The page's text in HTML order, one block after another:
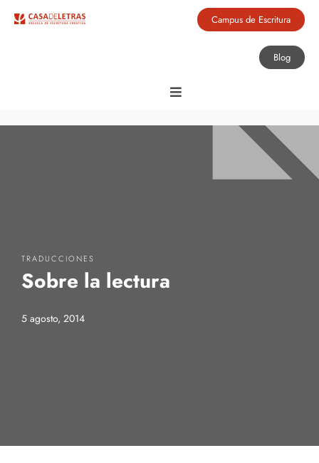
Campus de Escritura
Blog
TRADUCCIONES
Sobre la lectura
5 agosto, 2014